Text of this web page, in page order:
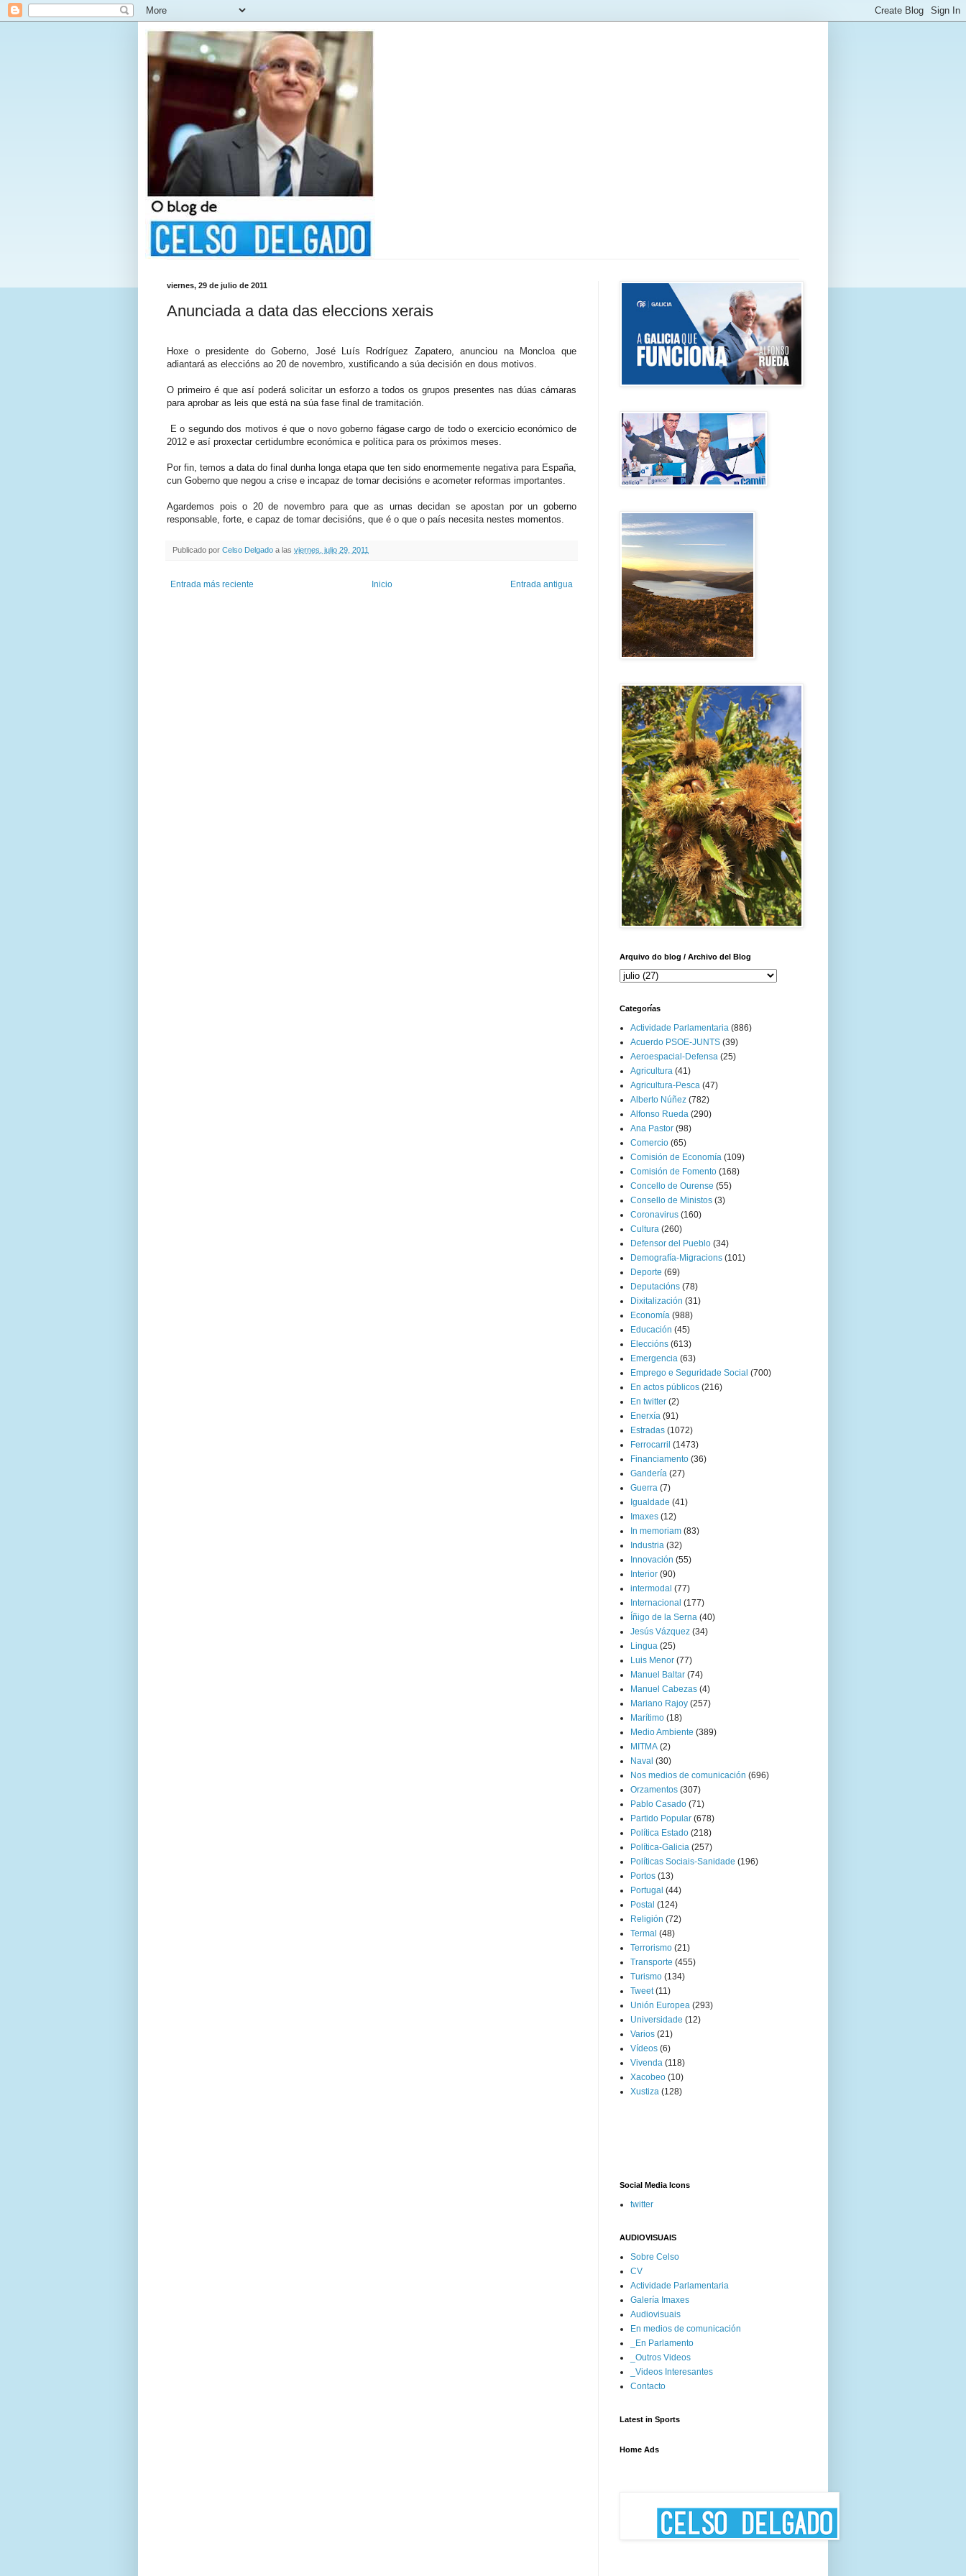
viernes, 29 de julio de 2011
Anunciada a data das eleccions xerais
Hoxe o presidente do Goberno, José Luís Rodríguez Zapatero, anunciou na Moncloa que
adiantará as eleccións ao 20 de novembro, xustificando a súa decisión en dous motivos.
O primeiro é que así poderá solicitar un esforzo a todos os grupos presentes nas dúas cámaras
para aprobar as leis que está na súa fase final de tramitación.
E o segundo dos motivos é que o novo goberno fágase cargo de todo o exercicio económico de
2012 e así proxectar certidumbre económica e política para os próximos meses.
Por fin, temos a data do final dunha longa etapa que ten sido enormemente negativa para España,
cun Goberno que negou a crise e incapaz de tomar decisións e acometer reformas importantes.
Agardemos pois o 20 de novembro para que as urnas decidan se apostan por un goberno
responsable, forte, e capaz de tomar decisións, que é o que o país necesita nestes momentos.
Publicado por Celso Delgado a las viernes, julio 29, 2011
Entrada más reciente Entrada antigua
Inicio
Arquivo do blog / Archivo del Blog
Categorías
Actividade Parlamentaria (886)
Acuerdo PSOE-JUNTS (39)
Aeroespacial-Defensa (25)
Agricultura (41)
Agricultura-Pesca (47)
Alberto Núñez (782)
Alfonso Rueda (290)
Ana Pastor (98)
Comercio (65)
Comisión de Economía (109)
Comisión de Fomento (168)
Concello de Ourense (55)
Consello de Ministos (3)
Coronavirus (160)
Cultura (260)
Defensor del Pueblo (34)
Demografía-Migracions (101)
Deporte (69)
Deputacións (78)
Dixitalización (31)
Economía (988)
Educación (45)
Eleccións (613)
Emergencia (63)
Emprego e Seguridade Social (700)
En actos públicos (216)
En twitter (2)
Enerxía (91)
Estradas (1072)
Ferrocarril (1473)
Financiamento (36)
Gandería (27)
Guerra (7)
Igualdade (41)
Imaxes (12)
In memoriam (83)
Industria (32)
Innovación (55)
Interior (90)
intermodal (77)
Internacional (177)
Íñigo de la Serna (40)
Jesús Vázquez (34)
Lingua (25)
Luis Menor (77)
Manuel Baltar (74)
Manuel Cabezas (4)
Mariano Rajoy (257)
Marítimo (18)
Medio Ambiente (389)
MITMA (2)
Naval (30)
Nos medios de comunicación (696)
Orzamentos (307)
Pablo Casado (71)
Partido Popular (678)
Política Estado (218)
Política-Galicia (257)
Políticas Sociais-Sanidade (196)
Portos (13)
Portugal (44)
Postal (124)
Religión (72)
Termal (48)
Terrorismo (21)
Transporte (455)
Turismo (134)
Tweet (11)
Unión Europea (293)
Universidade (12)
Varios (21)
Vídeos (6)
Vivenda (118)
Xacobeo (10)
Xustiza (128)
Social Media Icons
twitter
AUDIOVISUAIS
Sobre Celso
CV
Actividade Parlamentaria
Galería Imaxes
Audiovisuais
En medios de comunicación
_En Parlamento
_Outros Videos
_Videos Interesantes
Contacto
Latest in Sports
Home Ads